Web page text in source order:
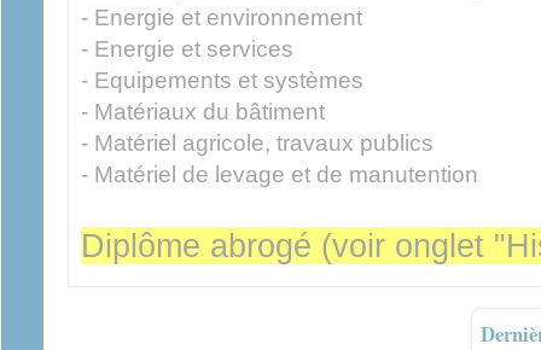
- Energie et environnement
- Energie et services
- Equipements et systèmes
- Matériaux du bâtiment
- Matériel agricole, travaux publics
- Matériel de levage et de manutention
Diplôme abrogé (voir onglet